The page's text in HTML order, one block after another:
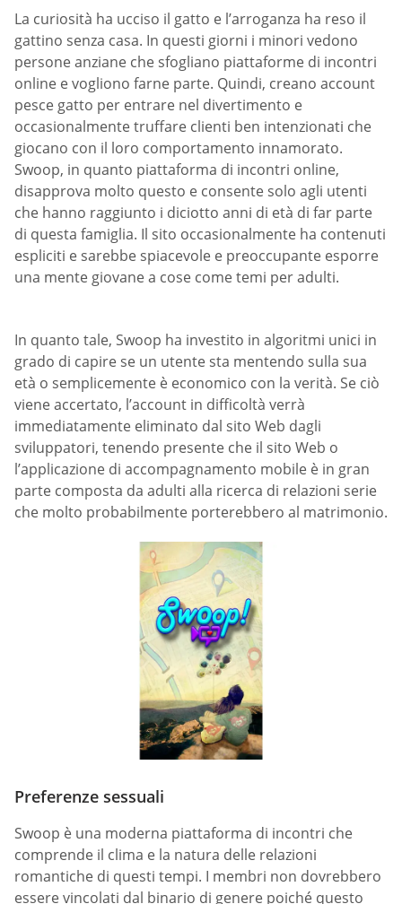
La curiosità ha ucciso il gatto e l’arroganza ha reso il
gattino senza casa. In questi giorni i minori vedono
persone anziane che sfogliano piattaforme di incontri
online e vogliono farne parte. Quindi, creano account
pesce gatto per entrare nel divertimento e
occasionalmente truffare clienti ben intenzionati che
giocano con il loro comportamento innamorato.
Swoop, in quanto piattaforma di incontri online,
disapprova molto questo e consente solo agli utenti
che hanno raggiunto i diciotto anni di età di far parte
di questa famiglia. Il sito occasionalmente ha contenuti
espliciti e sarebbe spiacevole e preoccupante esporre
una mente giovane a cose come temi per adulti.
In quanto tale, Swoop ha investito in algoritmi unici in
grado di capire se un utente sta mentendo sulla sua
età o semplicemente è economico con la verità. Se ciò
viene accertato, l’account in difficoltà verrà
immediatamente eliminato dal sito Web dagli
sviluppatori, tenendo presente che il sito Web o
l’applicazione di accompagnamento mobile è in gran
parte composta da adulti alla ricerca di relazioni serie
che molto probabilmente porterebbero al matrimonio.
Preferenze sessuali
Swoop è una moderna piattaforma di incontri che
comprende il clima e la natura delle relazioni
romantiche di questi tempi. I membri non dovrebbero
essere vincolati dal binario di genere poiché questo